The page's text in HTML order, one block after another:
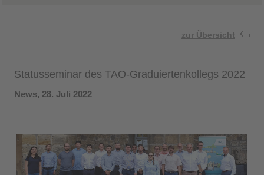
zur Übersicht
Statusseminar des TAO-Graduiertenkollegs 2022
News, 28. Juli 2022